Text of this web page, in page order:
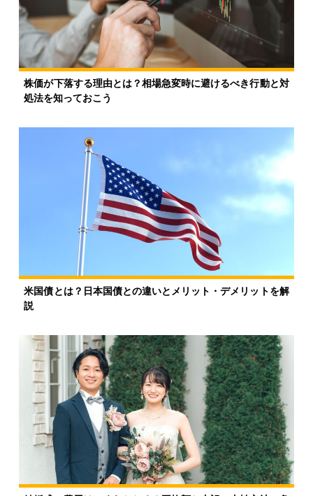
株価が下落する理由とは？相場急変時に避けるべき行動と対
処法を知っておこう
米国債とは？日本国債との違いとメリット・デメリットを解
説